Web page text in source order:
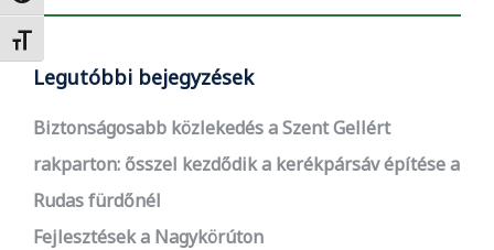
Betűméret váltása
Legutóbbi bejegyzések
Biztonságosabb közlekedés a Szent Gellért
rakparton: ősszel kezdődik a kerékpársáv építése a
Rudas fürdőnél
Fejlesztések a Nagykörúton